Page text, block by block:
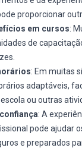
proporcionar
em cursos:
de
: Em muitas
adaptáveis,
ou outras
: A
pode ajudar
e preparados